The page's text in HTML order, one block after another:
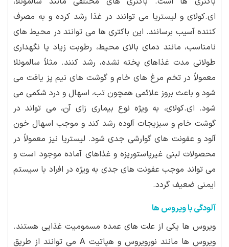
ای.کولای و لیستریا می توانند در غذا رشد کرده و به مصرف
کننده آسیب برسانند. این باکتری ها می توانند در محیط های
نامناسب، مانند دمای بالای محیط، رطوبت زیاد یا نگهداری
طولانی مدت غذاهای پخته نشده، رشد کنند. مثلاً سالمونلا
معمولاً در تخم مرغ های خام و گوشت های نیم پز یافت می
شود و باعث بروز علائمی همچون تب، اسهال و درد شکمی می
شود. ای.کولای، به ویژه نوع بیماری زای آن، می تواند در
گوشت خام و سبزیجات آلوده رشد کند و موجب اسهال خون
آلود و عفونت های گوارشی جدی شود. لیستریا نیز معمولاً در
محصولات لبنی غیرپاستوریزه و غذاهای آماده موجود است و
می تواند موجب عفونت های جدی به ویژه در افراد با سیستم
ایمنی ضعیف گردد.
آلودگی با ویروس ها
ویروس ها یکی از علت های عمده مسمومیت غذایی هستند.
ویروس ها مانند نورویروس و هپاتیت A می توانند از طریق